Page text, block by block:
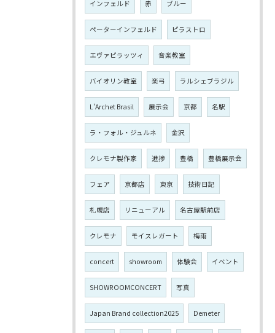
インフェルド 赤 ブルー
ペーターインフェルド ピラストロ
エヴァピラッツィ 音楽教室
バイオリン教室 楽弓 ラルシェブラジル
L'Archet Brasil 展示会 京都 名駅
ラ・フォル・ジュルネ 金沢
クレモナ製作家 進捗 豊橋 豊橋展示会
フェア 京都店 東京 技術日記
札幌店 リニューアル 名古屋駅前店
クレモナ モイスレガート 梅雨
concert showroom 体験会 イベント
SHOWROOMCONCERT 写真
Japan Brand collection2025 Demeter